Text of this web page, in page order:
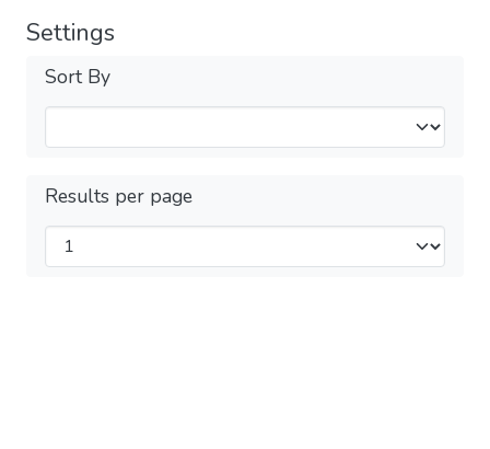
Settings
Sort By
Results per page